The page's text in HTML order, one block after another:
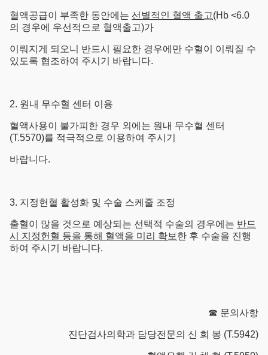
혈액공급이 부족한 동안에는 선별적인 혈액 출고(Hb <6.0
의 경우에 우선적으로 혈액출고)가
이뤄지게 되오니 반드시 필요한 경우에만 수혈이 이뤄질 수
있도록 협조하여 주시기 바랍니다.
2. 원내 무수혈 센터 이용
혈액사용이 불가피한 경우 외에는 원내 무수혈 센터
(T.5570)를 적극적으로 이용하여 주시기
바랍니다.
3. 지정헌혈 활성화 및 수술 스케줄 조정
출혈이 많을 것으로 예상되는 선택적 수술의 경우에는 반드
시 지정헌혈 등을 통해 혈액을 미리 확보 한 후 수술을 진행
하여 주시기 바랍니다.
☎ 문의사항
진단검사의학과 담당전문의 신 희 봉 (T.5942)